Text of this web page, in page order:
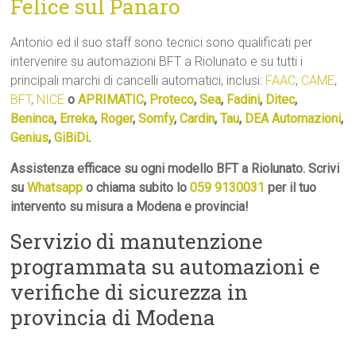
Felice sul Panaro
Antonio ed il suo staff sono tecnici sono qualificati per
intervenire su automazioni BFT a Riolunato e su tutti i
principali marchi di cancelli automatici, inclusi: FAAC, CAME,
BFT, NICE oAPRIMATIC, Proteco,Sea, Fadini, Ditec,
Beninca, Erreka, Roger,Somfy,Cardin,Tau, DEA Automazioni,
Genius,GiBiDi.
Assistenza efficace su ogni modello BFT a Riolunato. Scrivi
suWhatsapp o chiama subito lo059 9130031 per il tuo
intervento su misura a Modena e provincia!
Servizio di manutenzione
programmata su automazioni e
verifiche di sicurezza in
provincia di Modena